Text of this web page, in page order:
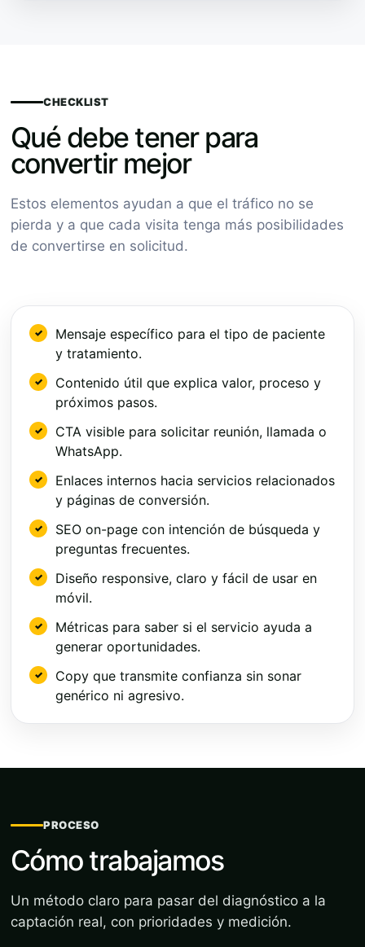
CHECKLIST
Qué debe tener para
convertir mejor
Estos elementos ayudan a que el tráfico no se
pierda y a que cada visita tenga más posibilidades
de convertirse en solicitud.
Mensaje específico para el tipo de paciente
y tratamiento.
Contenido útil que explica valor, proceso y
próximos pasos.
CTA visible para solicitar reunión, llamada o
WhatsApp.
Enlaces internos hacia servicios relacionados
y páginas de conversión.
SEO on-page con intención de búsqueda y
preguntas frecuentes.
Diseño responsive, claro y fácil de usar en
móvil.
Métricas para saber si el servicio ayuda a
generar oportunidades.
Copy que transmite confianza sin sonar
genérico ni agresivo.
PROCESO
Cómo trabajamos
Un método claro para pasar del diagnóstico a la
captación real, con prioridades y medición.